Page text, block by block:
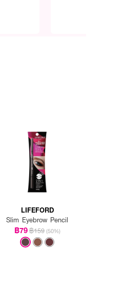
LIFEFORD
Slim Eyebrow Pencil
฿79฿159 (50%)